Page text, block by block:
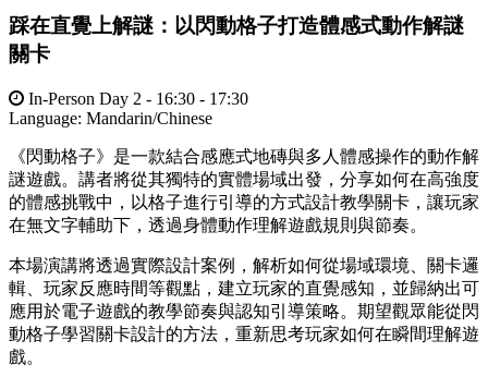
踩在直覺上解謎：以閃動格子打造體感式動作解謎
關卡
In-Person Day 2 - 16:30 - 17:30
Language: Mandarin/Chinese
《閃動格子》是一款結合感應式地磚與多人體感操作的動作解
謎遊戲。講者將從其獨特的實體場域出發，分享如何在高強度
的體感挑戰中，以格子進行引導的方式設計教學關卡，讓玩家
在無文字輔助下，透過身體動作理解遊戲規則與節奏。
本場演講將透過實際設計案例，解析如何從場域環境、關卡邏
輯、玩家反應時間等觀點，建立玩家的直覺感知，並歸納出可
應用於電子遊戲的教學節奏與認知引導策略。期望觀眾能從閃
動格子學習關卡設計的方法，重新思考玩家如何在瞬間理解遊
戲。